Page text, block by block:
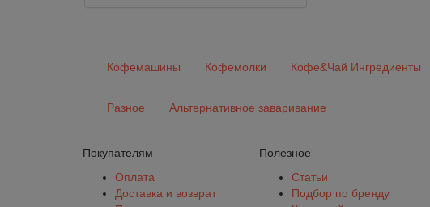
Кофемашины Кофемолки Кофе&Чай Ингредиенты
Разное Альтернативное заваривание
Покупателям
Оплата
Доставка и возврат
Полезное
Статьи
Подбор по бренду